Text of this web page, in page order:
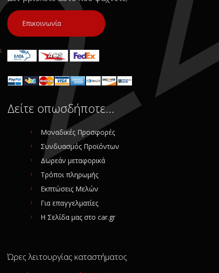
Νούμερο Αγγελίας (SKU):
Συνδεθείτε για αγορά
Νούμερο Αγγελίας (SKU):
Συνδεθείτε για αγορά
Επικοινωνία
Δείτε οπωσδήποτε…
Μοναδικές Προσφορές
Συνδυασμός Προϊόντων
Δωρεάν μεταφορικά
Τρόποι πληρωμής
Εκπτώσεις Μελών
Για επαγγελματίες
Η Σελίδα μας στο car.gr
Ώρες λειτουργίας καταστήματος